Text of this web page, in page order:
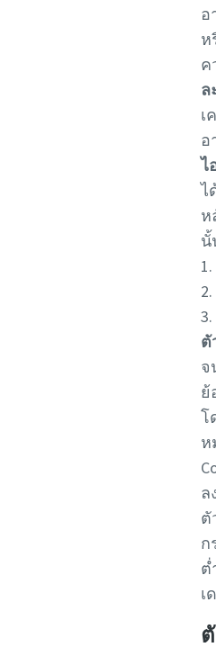
อ
ห
ค
ล
เ
อ
ไ
ไ
ห
นั้
ตั
จ
ย้
โ
ห
ล
ตั
ก
ต่
เ